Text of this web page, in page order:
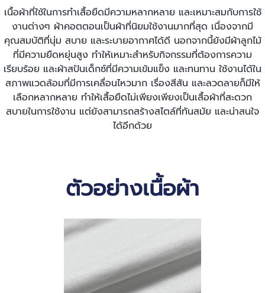
เนื้อผ้าที่ใช้ในการทำเสื้อยืดมีความหลากหลาย และเหมาะสมกับการใช้
งานต่างๆ ผ้าคอตตอนเป็นผ้าที่นิยมใช้งานมากที่สุด เนื่องจากมี
คุณสมบัติที่นุ่ม สบาย และระบายอากาศได้ดี นอกจากนี้ยังมีผ้าลูกไม้
ที่มีความยืดหยุ่นสูง ทำให้เหมาะสำหรับกิจกรรมที่ต้องการความ
เรียบร้อย และผ้าสปันเด็กซ์ที่มีความเข้มแข็ง และทนทาน ใช้งานได้ใน
สภาพแวดล้อมที่มีการเคลื่อนไหวมาก เรื่องสีสัน และลวดลายก็มีให้
เลือกหลากหลาย ทำให้เสื้อยืดไม่เพียงเพียงเป็นเสื้อผ้าที่สะดวก
สบายในการใช้งาน แต่ยังสามารถสร้างสไตล์ที่ทันสมัย และน่าสนใจ
ได้อีกด้วย
ตัวอย่างเนื้อผ้า